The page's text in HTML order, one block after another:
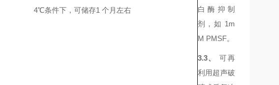
4℃条件下，可储存1 个月左右
白酶抑制
剂，如 1m
M PMSF。
3.3、
可再
利用超声破